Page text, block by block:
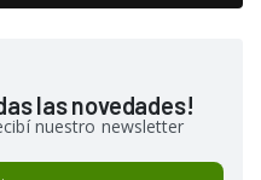
las novedades!
nuestro newsletter